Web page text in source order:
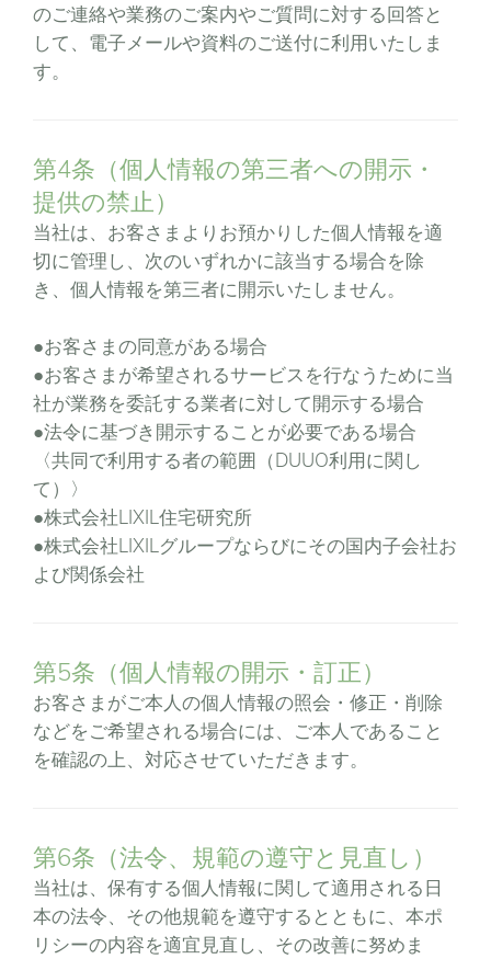
のご連絡や業務のご案内やご質問に対する回答と
して、電子メールや資料のご送付に利用いたしま
す。
第4条（個人情報の第三者への開示・
提供の禁止）
当社は、お客さまよりお預かりした個人情報を適
切に管理し、次のいずれかに該当する場合を除
き、個人情報を第三者に開示いたしません。
●お客さまの同意がある場合
●お客さまが希望されるサービスを行なうために当
社が業務を委託する業者に対して開示する場合
●法令に基づき開示することが必要である場合
〈共同で利用する者の範囲（DUUO利用に関し
て）〉
●株式会社LIXIL住宅研究所
●株式会社LIXILグループならびにその国内子会社お
よび関係会社
第5条（個人情報の開示・訂正）
お客さまがご本人の個人情報の照会・修正・削除
などをご希望される場合には、ご本人であること
を確認の上、対応させていただきます。
第6条（法令、規範の遵守と見直し）
当社は、保有する個人情報に関して適用される日
本の法令、その他規範を遵守するとともに、本ポ
リシーの内容を適宜見直し、その改善に努めま